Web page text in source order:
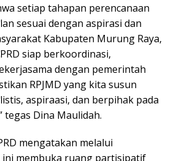
setiap tahapan perencanaan
sesuai dengan aspirasi dan
Kabupaten Murung Raya,
siap berkoordinasi,
dengan pemerintah
RPJMD yang kita susun
aspiraasi, dan berpihak pada
tegas Dina Maulidah.
mengatakan melalui
ini membuka ruang partisipatif